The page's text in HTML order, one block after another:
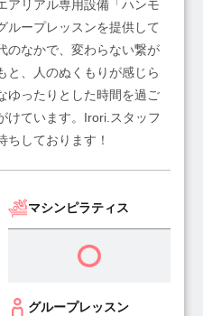
アリアル専用設備「ハンモ
ループレッスンを提供して
のなかで、変わらない繋が
と、人のぬくもりが感じら
ゆったりとした時間を過ご
けています。Irori.スタッフ
ちしております！
マシンピラティス
グループレッスン